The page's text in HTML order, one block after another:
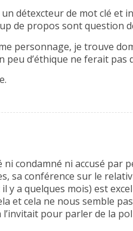
détexcteur de mot clé et
de propos sont question
personnage, je trouve
peu d’éthique ne ferait pas
condamné ni accusé par
sa conférence sur le
a quelques mois) est
et cela ne nous semble
pour parler de la